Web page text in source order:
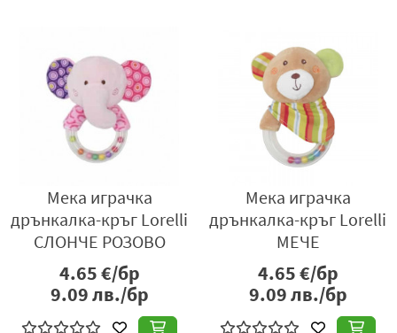
Мека играчка
дрънкалка-кръг Lorelli
СЛОНЧЕ РОЗОВО
4.65€/бр
9.09лв./бр
Мека играчка
дрънкалка-кръг Lorelli
МЕЧЕ
4.65€/бр
9.09лв./бр